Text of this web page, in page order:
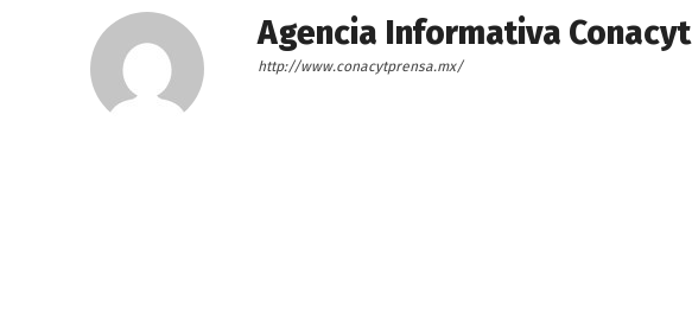
Agencia Informativa Conacyt
http://www.conacytprensa.mx/